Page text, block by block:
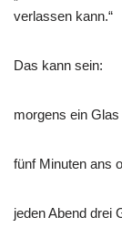
verlassen kann.“
Das kann sein:
morgens ein
fünf Minuten ans
jeden Abend drei